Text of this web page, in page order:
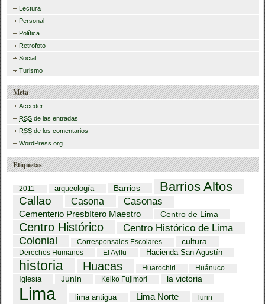
Lectura
Personal
Política
Retrofoto
Social
Turismo
Meta
Acceder
RSS de las entradas
RSS de los comentarios
WordPress.org
Etiquetas
2011 arqueología Barrios Barrios Altos
Callao Casona Casonas
Cementerio Presbítero Maestro Centro de Lima
Centro Histórico
Centro Histórico de Lima
Colonial
Corresponsales Escolares cultura
Derechos Humanos El Ayllu Hacienda San Agustín
historia Huacas Huarochiri Huánuco
Iglesia Junín Keiko Fujimori la victoria
Lima lima antigua Lima Norte lurin